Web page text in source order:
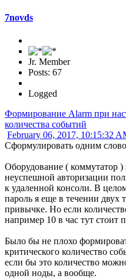
7novds
Jr. Member
Posts: 67
Logged
Формирование Alarm при
количества событий
February 06, 2017, 10:15:32
Сформулировать одним
Оборудование ( коммутатор
неуспешной авторизации
к удаленной консоли. В
пароль я еще в течении двух
привычке. Но если
например 10 в час тут стоит
Было бы не плохо
критического количество
если бы это количество
одной ноды, а вообще.